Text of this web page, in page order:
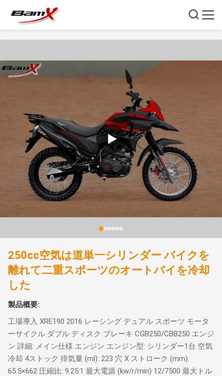
250cc空気は道単一シリンダー バイクを
離れて二重スポーツのオートバイを冷却
した
製品概要:
工場導入 XRE190 2016 レーシング デュアル スポーツ モータ
ーサイクル ダブル ディスク ブレーキ CGB250/CBB250 エンジ
ン 詳細: メイン仕様 エンジン エンジン型: シリンダー1台 空気
冷却 4ストック 排気量 (ml): 223 穴 X ストローク (mm):
65.5×662 圧縮比: 9.25:1 最大電源 (kw/r/min) 12/7500 最大トル